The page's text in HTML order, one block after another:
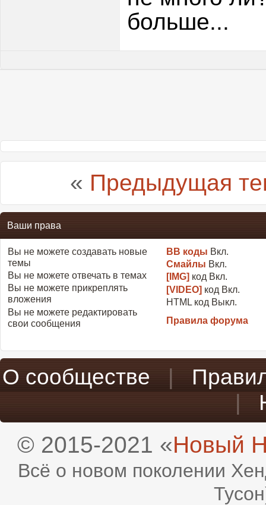
больше...
« Предыдущая
Ваши права
Вы не можете создавать новые
темы
Вы не можете отвечать в темах
Вы не можете прикреплять
вложения
Вы не можете редактировать
свои сообщения
BB коды Вкл.
Смайлы Вкл.
[IMG] код Вкл.
[VIDEO] код Вкл.
HTML код Выкл.
Правила форума
О сообществе |
|
© 2015-2021 «Новый
Всё о новом поколении